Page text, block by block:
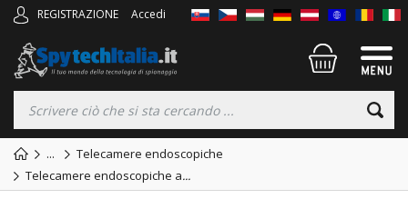
REGISTRAZIONE Accedi
...
Telecamere endoscopiche
Telecamere endoscopiche a...